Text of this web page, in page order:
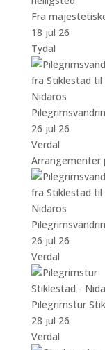
Fra
18 jul 26
Tydal
26 jul 26
Verdal
Arrangementer
26 jul 26
Verdal
Pilegrimstur
28 jul 26
Verdal